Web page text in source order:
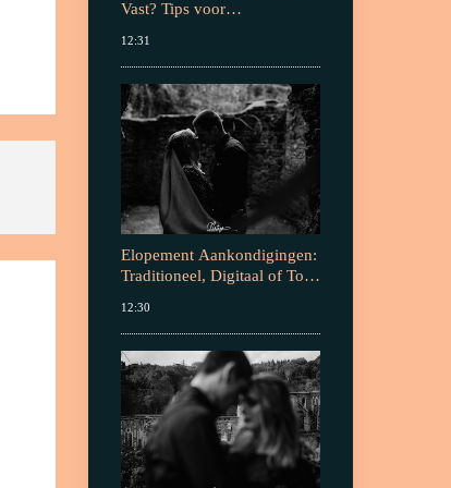
Vast? Tips voor
Herinneringen
12:31
Elopement Aankondigingen:
Traditioneel, Digitaal of Top
12:30